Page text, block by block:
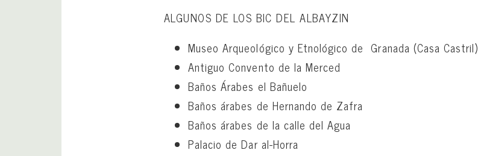
ALGUNOS DE LOS BIC DEL ALBAYZIN
Museo Arqueológico y Etnológico de Granada (Casa Castril)
Antiguo Convento de la Merced
Baños Árabes el Bañuelo
Baños árabes de Hernando de Zafra
Baños árabes de la calle del Agua
Palacio de Dar al-Horra